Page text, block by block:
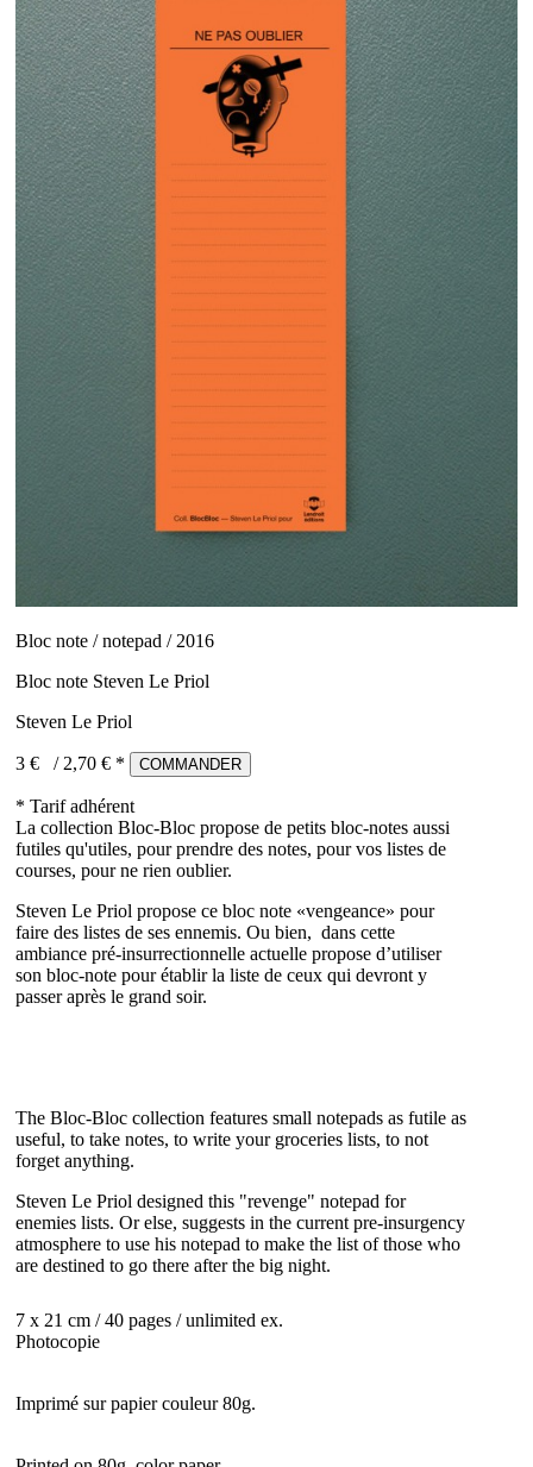
Bloc note / notepad / 2016
Bloc note Steven Le Priol
Steven Le Priol
3 € / 2,70 € * COMMANDER
* Tarif adhérent
La collection Bloc-Bloc propose de petits bloc-notes aussi
futiles qu'utiles, pour prendre des notes, pour vos listes de
courses, pour ne rien oublier.
Steven Le Priol propose ce bloc note «vengeance» pour
faire des listes de ses ennemis. Ou bien, dans cette
ambiance pré-insurrectionnelle actuelle propose d’utiliser
son bloc-note pour établir la liste de ceux qui devront y
passer après le grand soir.
The Bloc-Bloc collection features small notepads as futile as
useful, to take notes, to write your groceries lists, to not
forget anything.
Steven Le Priol designed this "revenge" notepad for
enemies lists. Or else, suggests in the current pre-insurgency
atmosphere to use his notepad to make the list of those who
are destined to go there after the big night.
7 x 21 cm / 40 pages / unlimited ex.
Photocopie
Imprimé sur papier couleur 80g.